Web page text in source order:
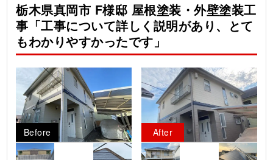
栃木県真岡市 F様邸 屋根塗装・外壁塗装工
事「工事について詳しく説明があり、とて
もわかりやすかったです」
Before After